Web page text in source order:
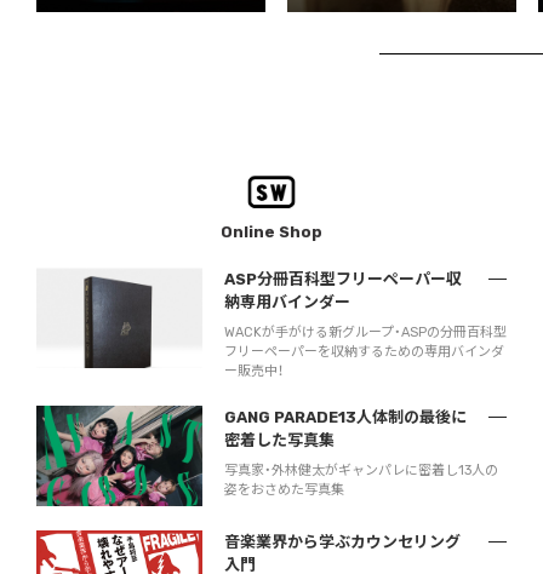
Online Shop
ASP分冊百科型フリーペーパー収
納専用バインダー
WACKが手がける新グループ・ASPの分冊百科型
フリーペーパーを収納するための専用バインダ
ー販売中！
GANG PARADE13人体制の最後に
密着した写真集
写真家・外林健太がギャンパレに密着し13人の
姿をおさめた写真集
音楽業界から学ぶカウンセリング
入門